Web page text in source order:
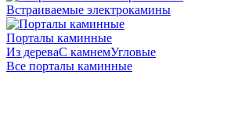
Встраиваемые электрокамины
Порталы каминные
Из дереваС камнемУгловые
Все порталы каминные